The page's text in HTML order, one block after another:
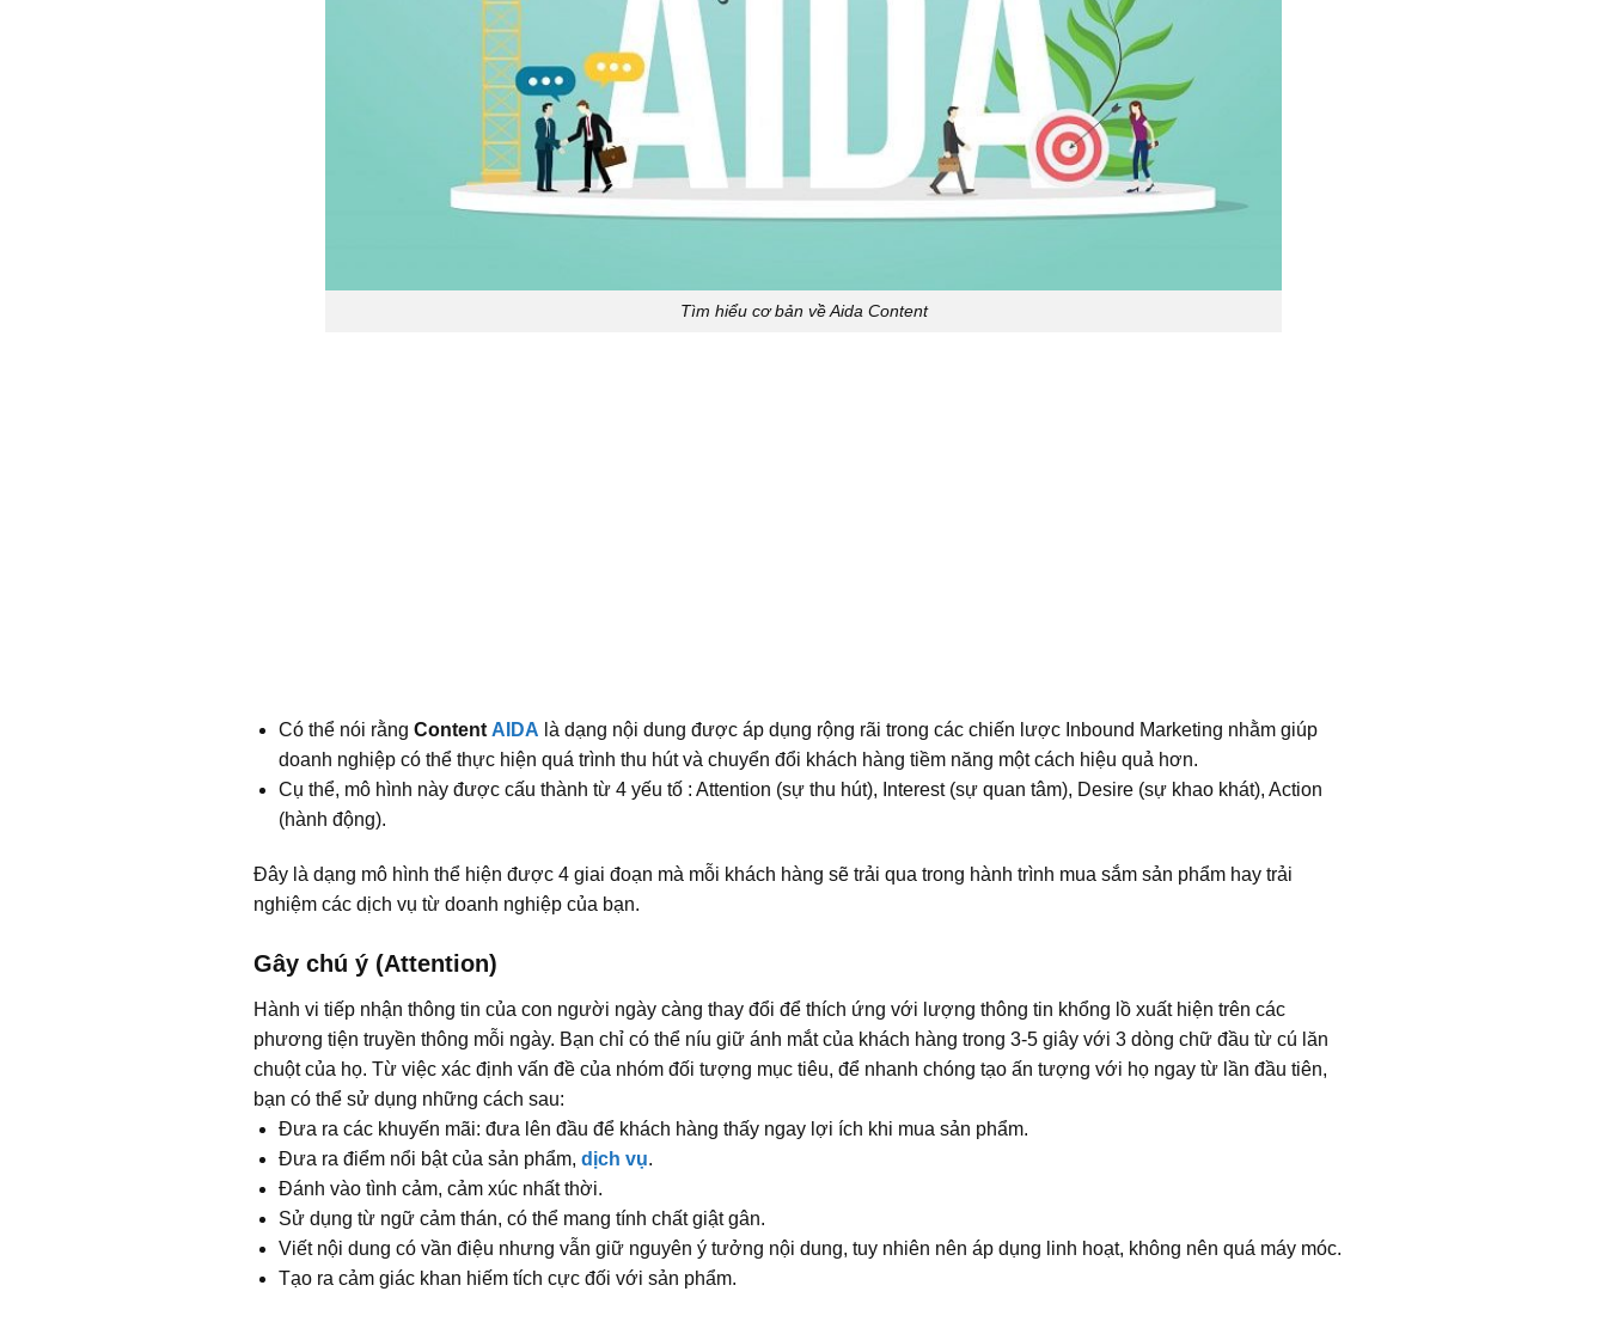
Tìm hiểu cơ bản về Aida Content
Có thể nói rằng Content AIDA là dạng nội dung được áp dụng rộng rãi trong các chiến lược Inbound Marketing nhằm giúp
doanh nghiệp có thể thực hiện quá trình thu hút và chuyển đổi khách hàng tiềm năng một cách hiệu quả hơn.
Cụ thể, mô hình này được cấu thành từ 4 yếu tố : Attention (sự thu hút), Interest (sự quan tâm), Desire (sự khao khát), Action
(hành động).
Đây là dạng mô hình thể hiện được 4 giai đoạn mà mỗi khách hàng sẽ trải qua trong hành trình mua sắm sản phẩm hay trải
nghiệm các dịch vụ từ doanh nghiệp của bạn.
Gây chú ý (Attention)
Hành vi tiếp nhận thông tin của con người ngày càng thay đổi để thích ứng với lượng thông tin khổng lồ xuất hiện trên các
phương tiện truyền thông mỗi ngày. Bạn chỉ có thể níu giữ ánh mắt của khách hàng trong 3-5 giây với 3 dòng chữ đầu từ cú lăn
chuột của họ. Từ việc xác định vấn đề của nhóm đối tượng mục tiêu, để nhanh chóng tạo ấn tượng với họ ngay từ lần đầu tiên,
bạn có thể sử dụng những cách sau:
Đưa ra các khuyến mãi: đưa lên đầu để khách hàng thấy ngay lợi ích khi mua sản phẩm.
Đưa ra điểm nổi bật của sản phẩm, dịch vụ.
Đánh vào tình cảm, cảm xúc nhất thời.
Sử dụng từ ngữ cảm thán, có thể mang tính chất giật gân.
Viết nội dung có vần điệu nhưng vẫn giữ nguyên ý tưởng nội dung, tuy nhiên nên áp dụng linh hoạt, không nên quá máy móc.
Tạo ra cảm giác khan hiếm tích cực đối với sản phẩm.